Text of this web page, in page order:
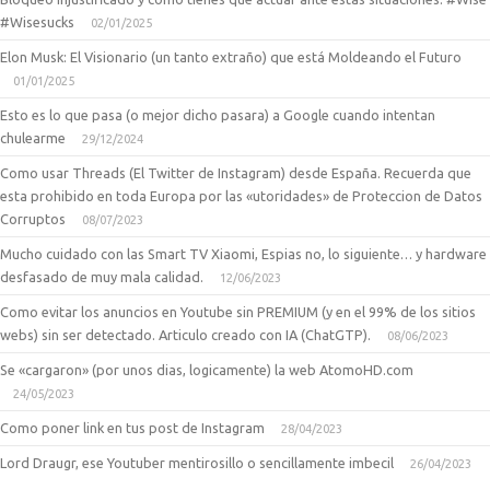
#Wisesucks
02/01/2025
Elon Musk: El Visionario (un tanto extraño) que está Moldeando el Futuro
01/01/2025
Esto es lo que pasa (o mejor dicho pasara) a Google cuando intentan
chulearme
29/12/2024
Como usar Threads (El Twitter de Instagram) desde España. Recuerda que
esta prohibido en toda Europa por las «utoridades» de Proteccion de Datos
Corruptos
08/07/2023
Mucho cuidado con las Smart TV Xiaomi, Espias no, lo siguiente… y hardware
desfasado de muy mala calidad.
12/06/2023
Como evitar los anuncios en Youtube sin PREMIUM (y en el 99% de los sitios
webs) sin ser detectado. Articulo creado con IA (ChatGTP).
08/06/2023
Se «cargaron» (por unos dias, logicamente) la web AtomoHD.com
24/05/2023
Como poner link en tus post de Instagram 28/04/2023
Lord Draugr, ese Youtuber mentirosillo o sencillamente imbecil 26/04/2023